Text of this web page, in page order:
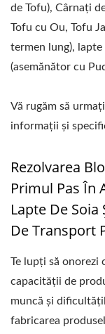
de Tofu), Cârnați
Tofu cu Ou, Tofu
termen lung),
(asemănător cu
Vă rugăm să
informații și
Rezolvarea
Primul Pas În
Lapte De
De Transport
Te lupți să onorezi
capacității de
muncă și
fabricarea